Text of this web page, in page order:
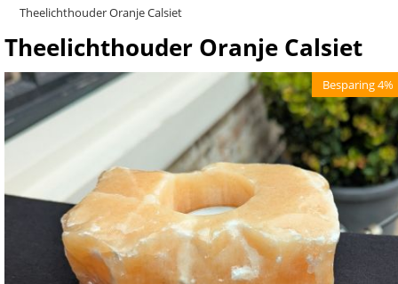
Theelichthouder Oranje Calsiet
Theelichthouder Oranje Calsiet
Besparing 4%